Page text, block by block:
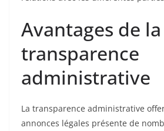
Avantages de la
transparence
administrative
La transparence administrative
annonces légales présente de